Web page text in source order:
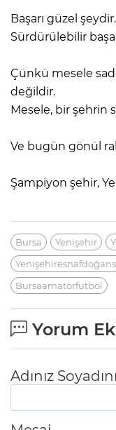
Başarı güzel şeydir.
Sürdürülebilir
Çünkü mesele
değildir.
Mesele, bir şehrin
Ve bugün gönül
Şampiyon şehir,
Bursa Yenişehir
Bursaamatörfutbol
Yorum
Adınız